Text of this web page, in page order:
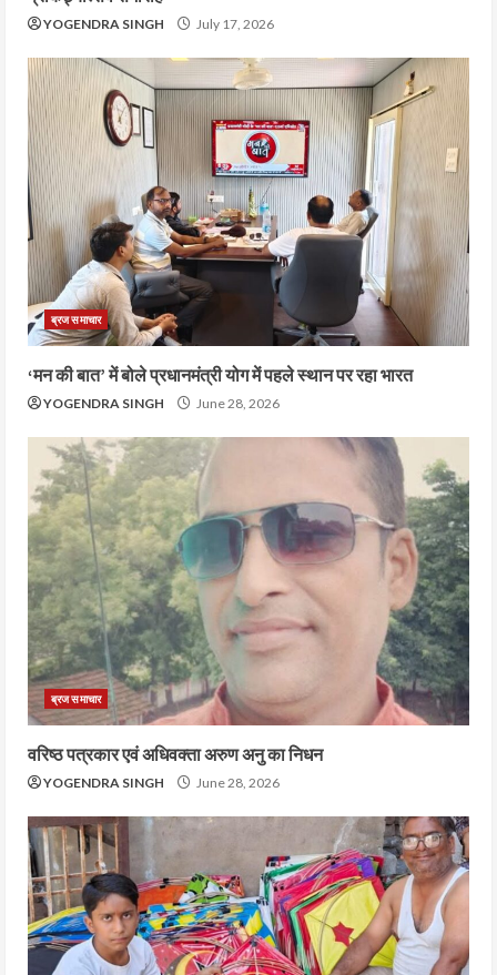
YOGENDRA SINGH July 17, 2026
ब्रज समाचार
‘मन की बात’ में बोले प्रधानमंत्री योग में पहले स्थान पर रहा भारत
YOGENDRA SINGH June 28, 2026
ब्रज समाचार
वरिष्ठ पत्रकार एवं अधिवक्ता अरुण अनु का निधन
YOGENDRA SINGH June 28, 2026